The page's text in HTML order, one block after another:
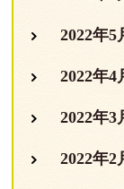
2022年5
2022年4
2022年3
2022年2